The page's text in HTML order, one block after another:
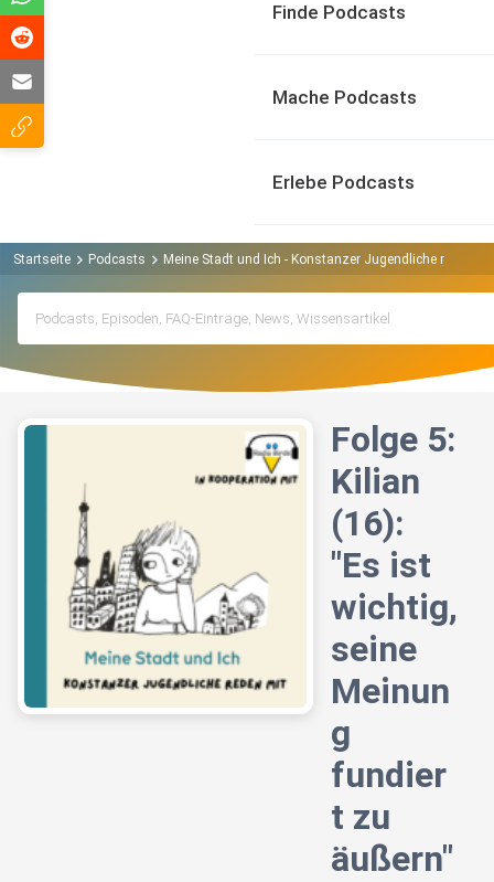
Finde Podcasts
Mache Podcasts
Erlebe Podcasts
Startseite Podcasts Meine Stadt und Ich - Konstanzer Jugendliche reden
Folge 5:
Kilian
(16):
"Es ist
wichtig,
seine
Meinun
g
fundier
t zu
äußern"